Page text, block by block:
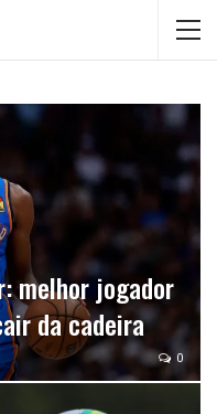
melhor jogador
da cadeira
0